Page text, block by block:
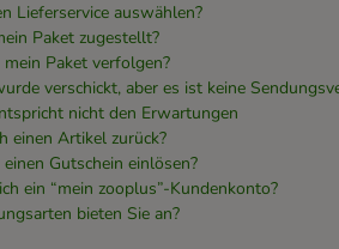
Lieferservice auswählen?
Paket zugestellt?
Paket verfolgen?
verschickt, aber es ist keine
nicht den Erwartungen
einen Artikel zurück?
Gutschein einlösen?
ein “mein zooplus”-Kundenkonto?
bieten Sie an?